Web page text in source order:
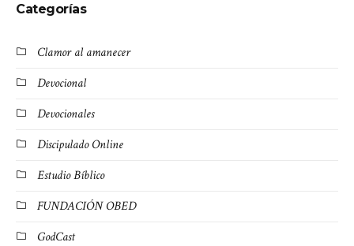
Categorías
Clamor al amanecer
Devocional
Devocionales
Discipulado Online
Estudio Bíblico
FUNDACIÓN OBED
GodCast